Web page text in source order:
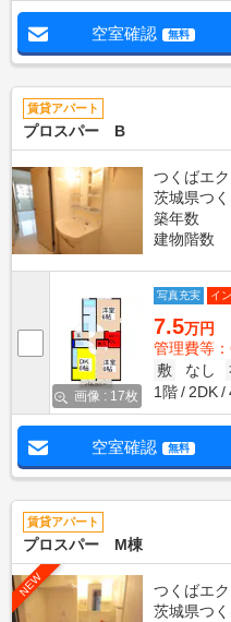
空室確認 無料
賃貸アパート
プロスパー B
つくばエ
茨城県つ
築年数
建物階数
画像 : 17枚
写真充実 イ
7.5万円
管理費等
敷
なし
1階
2DK
空室確認 無料
賃貸アパート
プロスパー M棟
NEW
つくばエ
茨城県つ